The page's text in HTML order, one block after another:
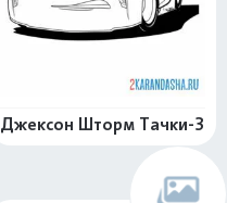
Джексон Шторм Тачки-3